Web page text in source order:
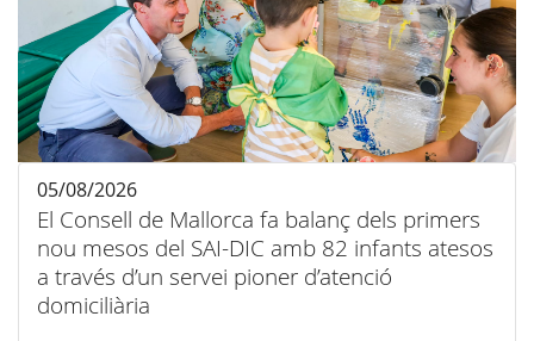
El Consell de Mallorca fa balanç dels primers
nou mesos del SAI-DIC amb 82 infants atesos
a través d’un servei pioner d’atenció
domiciliària
05/08/2026